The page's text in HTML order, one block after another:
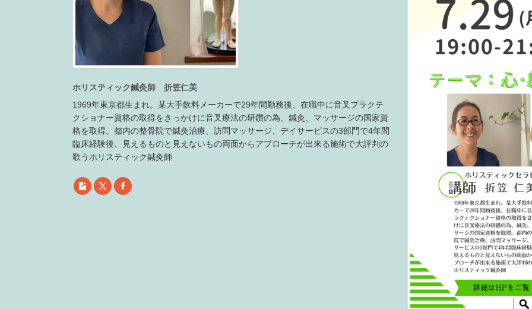
ホリスティック鍼灸師 折笠仁美
1969年東京都生まれ。某大手飲料メーカーで29年間勤務後、在職中に音叉プラクテ
クショナー資格の取得をきっかけに音叉療法の研鑽の為、鍼灸、マッサージの国家資
格を取得。都内の整骨院で鍼灸治療、訪問マッサージ、デイサービスの3部門で4年間
臨床経験後、見えるものと見えないもの両面からアプローチが出来る施術で大評判の
歌うホリスティック鍼灸師